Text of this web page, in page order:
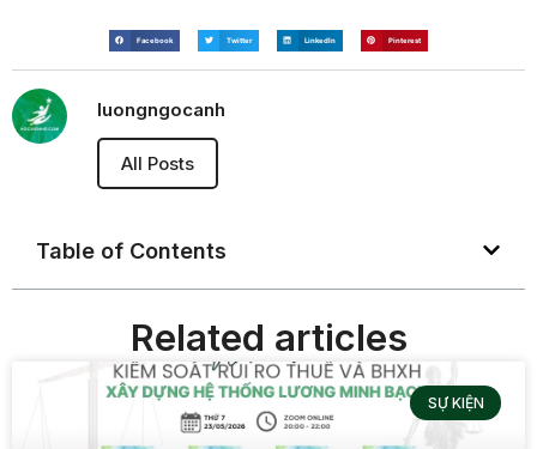
Facebook Twitter LinkedIn Pinterest
luongngocanh
All Posts
Table of Contents
Related articles
SỰ KIỆN